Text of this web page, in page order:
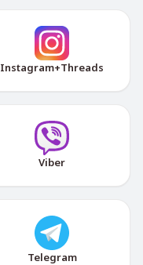
Instagram+Threads
Viber
Telegram